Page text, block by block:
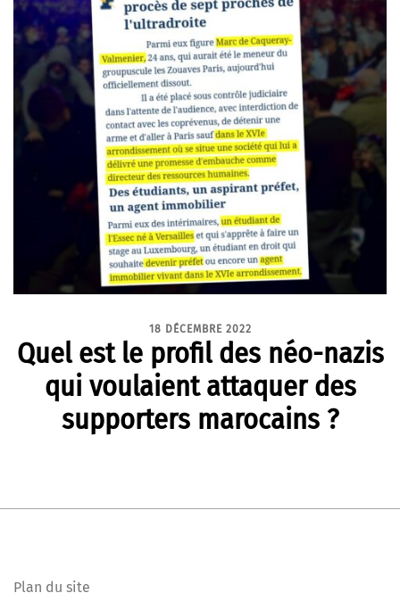
18 DÉCEMBRE 2022
Quel est le profil des néo-nazis
qui voulaient attaquer des
supporters marocains ?
Plan du site